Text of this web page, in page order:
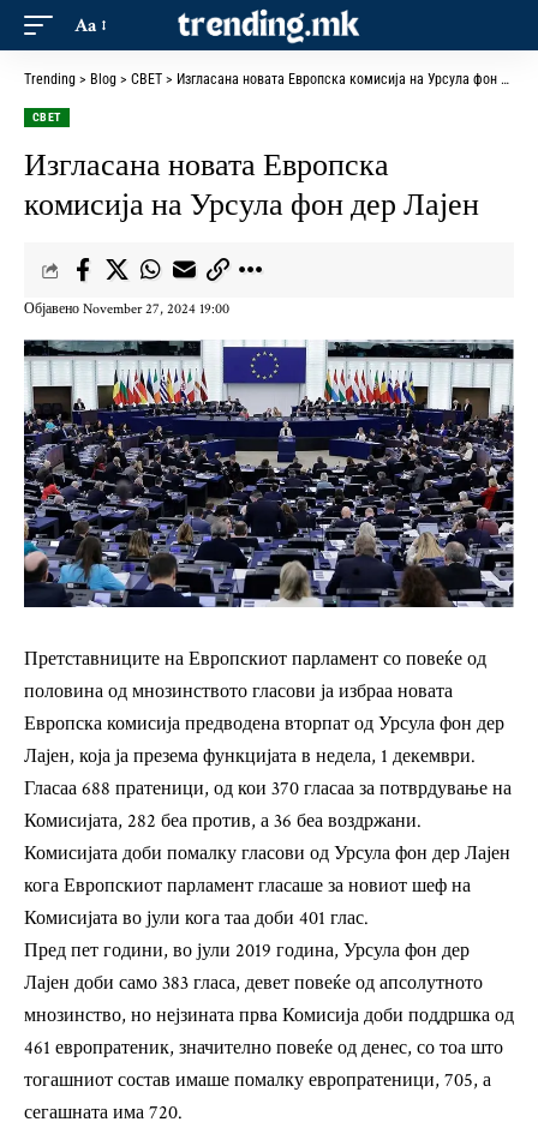
Aa
Trending > Blog > СВЕТ > Изгласана новата Европска комисија на Урсула фон дер Лајен
СВЕТ
Изгласана новата Европска
комисија на Урсула фон дер Лајен
Објавено November 27, 2024 19:00
Претставниците на Европскиот парламент со повеќе од
половина од мнозинството гласови ја избраа новата
Европска комисија предводена вторпат од Урсула фон дер
Лајен, која ја презема функцијата в недела, 1 декември.
Гласаа 688 пратеници, од кои 370 гласаа за потврдување на
Комисијата, 282 беа против, а 36 беа воздржани.
Комисијата доби помалку гласови од Урсула фон дер Лајен
кога Европскиот парламент гласаше за новиот шеф на
Комисијата во јули кога таа доби 401 глас.
Пред пет години, во јули 2019 година, Урсула фон дер
Лајен доби само 383 гласа, девет повеќе од апсолутното
мнозинство, но нејзината прва Комисија доби поддршка од
461 европратеник, значително повеќе од денес, со тоа што
тогашниот состав имаше помалку европратеници, 705, а
сегашната има 720.